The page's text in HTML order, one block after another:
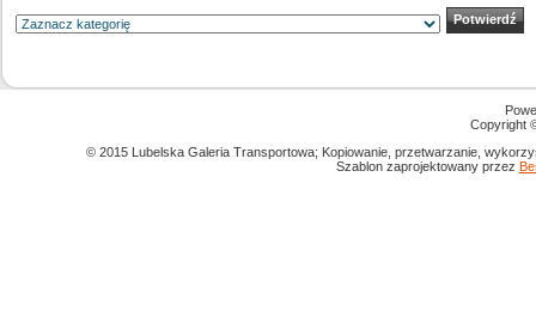
Copyright
© 2015 Lubelska Galeria Transportowa; Kopiowanie, przetwarzanie,
Szablon zaprojektowany przez